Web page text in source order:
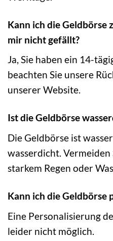
Kann ich die Geldbörse
mir nicht gefällt?
Ja, Sie haben ein 14-
beachten Sie unsere
unserer Website.
Ist die Geldbörse
Die Geldbörse ist
wasserdicht. Vermeiden
starkem Regen oder
Kann ich die Geldbörse
Eine Personalisierung
leider nicht möglich.